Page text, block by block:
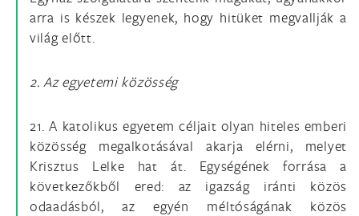
arra is készek legyenek, hogy hitüket megvallják a
világ előtt.
2. Az egyetemi közösség
21. A katolikus egyetem céljait olyan hiteles emberi
közösség megalkotásával akarja elérni, melyet
Krisztus Lelke hat át. Egységének forrása a
következőkből ered: az igazság iránti közös
odaadásból, az egyén méltóságának közös